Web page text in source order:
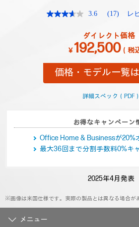
3.6
レ
ュ
ー
を
む.
同
ー
リ
ン
ク。
(17) レ
ダイレクト価格
￥192,500（税
価格・モデル一覧
詳細スペック（PDF）
お得なキャンペーン
Office Home & Businessが20%
最大36回まで分割手数料0%キ
2025年4月発表
※画像は米国仕様です。実際の製品とは異なる場合が
メニュー